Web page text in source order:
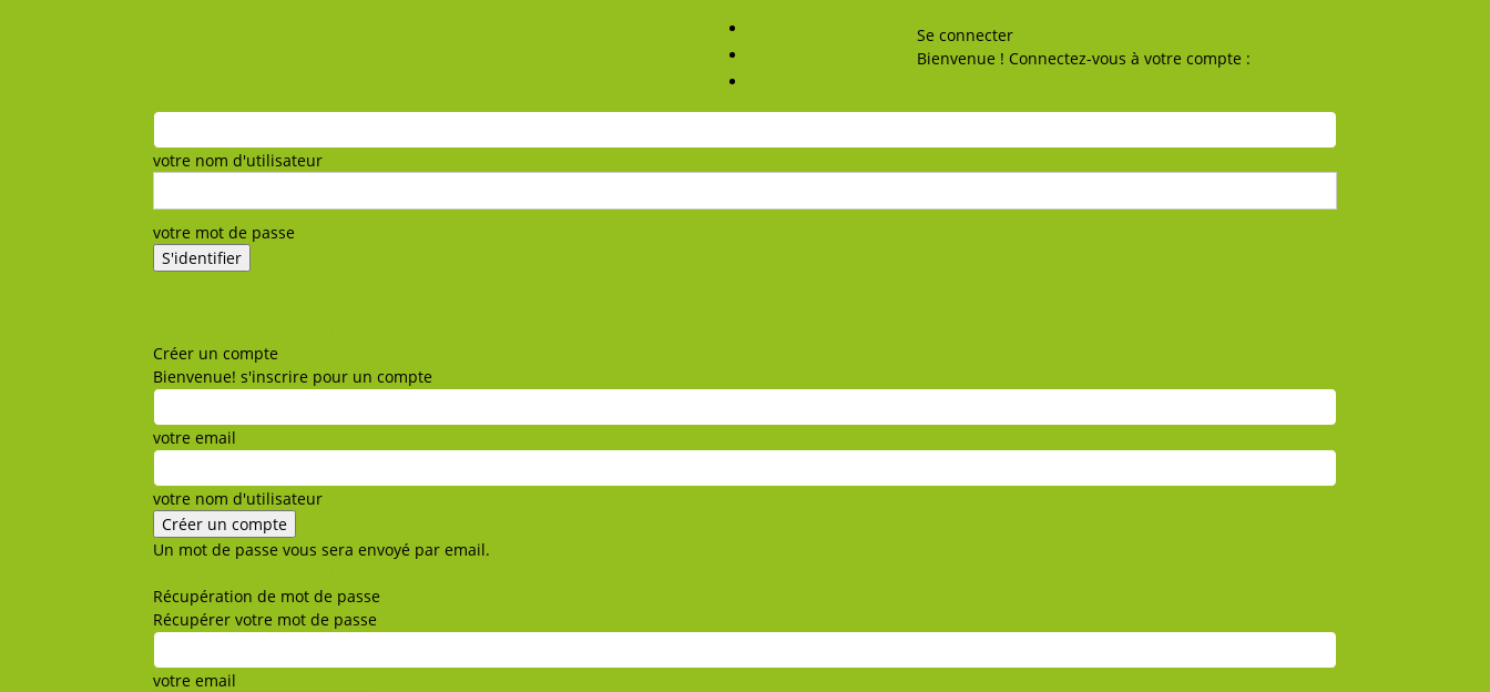
Se connecter
Bienvenue ! Connectez-vous à votre compte :
votre nom d'utilisateur
votre mot de passe
Créer un compte
Bienvenue! s'inscrire pour un compte
votre email
votre nom d'utilisateur
Un mot de passe vous sera envoyé par email.
Récupération de mot de passe
Récupérer votre mot de passe
votre email